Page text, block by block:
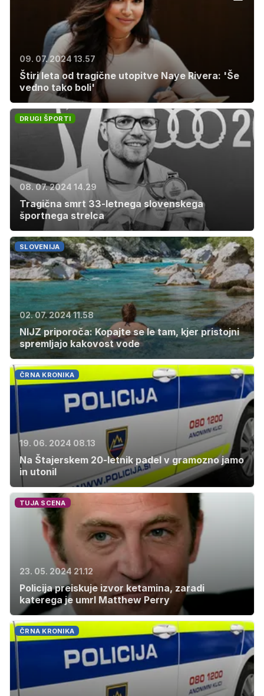
09. 07. 2024 13.57
Štiri leta od tragične utopitve Naye Rivera: 'Še
vedno tako boli'
DRUGI ŠPORTI
08. 07. 2024 14.29
Tragična smrt 33-letnega slovenskega
športnega strelca
SLOVENIJA
02. 07. 2024 11.58
NIJZ priporoča: Kopajte se le tam, kjer pristojni
spremljajo kakovost vode
ČRNA KRONIKA
19. 06. 2024 08.13
Na Štajerskem 20-letnik padel v gramozno jamo
in utonil
TUJA SCENA
23. 05. 2024 21.12
Policija preiskuje izvor ketamina, zaradi
katerega je umrl Matthew Perry
ČRNA KRONIKA